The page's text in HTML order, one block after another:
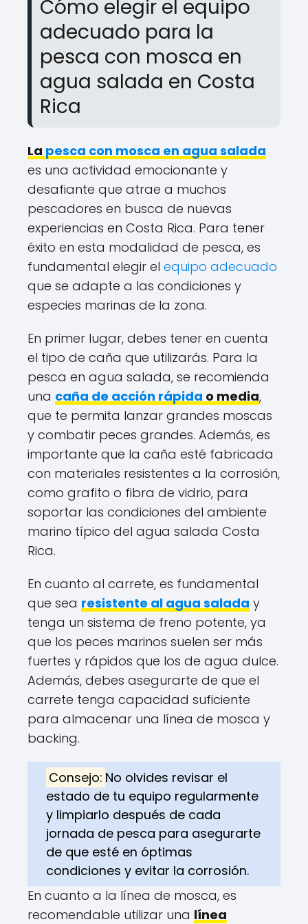
Cómo elegir el equipo
adecuado para la
pesca con mosca en
agua salada en Costa
Rica
La pesca con mosca en agua salada
es una actividad emocionante y
desafiante que atrae a muchos
pescadores en busca de nuevas
experiencias en Costa Rica. Para tener
éxito en esta modalidad de pesca, es
fundamental elegir el equipo adecuado
que se adapte a las condiciones y
especies marinas de la zona.
En primer lugar, debes tener en cuenta
el tipo de caña que utilizarás. Para la
pesca en agua salada, se recomienda
una caña de acción rápida o media,
que te permita lanzar grandes moscas
y combatir peces grandes. Además, es
importante que la caña esté fabricada
con materiales resistentes a la corrosión,
como grafito o fibra de vidrio, para
soportar las condiciones del ambiente
marino típico del agua salada Costa
Rica.
En cuanto al carrete, es fundamental
que sea resistente al agua salada y
tenga un sistema de freno potente, ya
que los peces marinos suelen ser más
fuertes y rápidos que los de agua dulce.
Además, debes asegurarte de que el
carrete tenga capacidad suficiente
para almacenar una línea de mosca y
backing.
Consejo: No olvides revisar el
estado de tu equipo regularmente
y limpiarlo después de cada
jornada de pesca para asegurarte
de que esté en óptimas
condiciones y evitar la corrosión.
En cuanto a la línea de mosca, es
recomendable utilizar una línea